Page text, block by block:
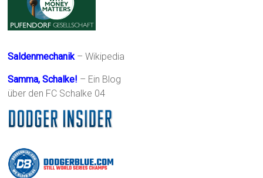
Saldenmechanik– Wikipedia
Samma, Schalke! – Ein Blog
über den FC Schalke 04